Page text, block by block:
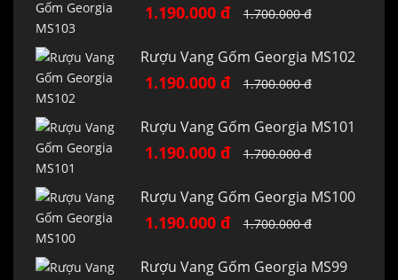
1.190.000 đ 1.700.000 đ
Rượu Vang Gốm Georgia MS102
1.190.000 đ 1.700.000 đ
Rượu Vang Gốm Georgia MS101
1.190.000 đ 1.700.000 đ
Rượu Vang Gốm Georgia MS100
1.190.000 đ 1.700.000 đ
Rượu Vang Gốm Georgia MS99